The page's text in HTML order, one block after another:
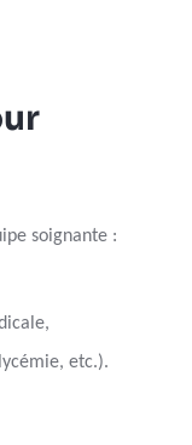
soignante :
etc.).